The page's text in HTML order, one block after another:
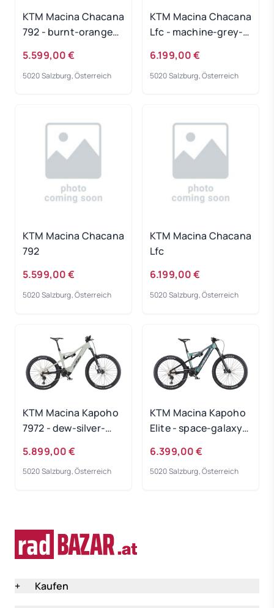
KTM Macina Chacana
792 - burnt-orange
5.599,00 €
5020 Salzburg, Österreich
KTM Macina Chacana
Lfc - machine-grey-
XL
6.199,00 €
5020 Salzburg, Österreich
KTM Macina Chacana
792
5.599,00 €
5020 Salzburg, Österreich
KTM Macina Chacana
Lfc
6.199,00 €
5020 Salzburg, Österreich
KTM Macina Kapoho
7972 - dew-silver-
M
5.899,00 €
5020 Salzburg, Österreich
KTM Macina Kapoho
Elite - space-galaxy-
M
6.399,00 €
5020 Salzburg, Österreich
+
Kaufen